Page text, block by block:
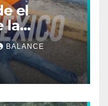
el
la
BALANCE